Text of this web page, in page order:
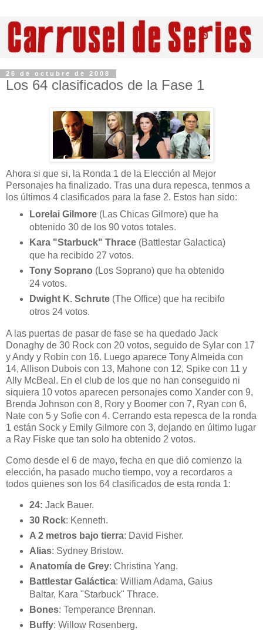
26 de octubre de 2008
Los 64 clasificados de la Fase 1
Ahora si que si, la Ronda 1 de la Elección al Mejor
Personajes ha finalizado. Tras una dura repesca, tenmos a
los últimos 4 clasificados para la fase 2. Estos han sido:
Lorelai Gilmore(Las Chicas Gilmore) que ha
obtenido 30 de los 90 votos totales.
Kara "Starbuck" Thrace(Battlestar Galactica)
que ha recibido 27 votos.
Tony Soprano (Los Soprano) que ha obtenido
24 votos.
Dwight K. Schrute(The Office) que ha recibifo
otros 24 votos.
A las puertas de pasar de fase se ha quedado Jack
Donaghy de 30 Rock con 20 votos, seguido de Sylar con 17
y Andy y Robin con 16. Luego aparece Tony Almeida con
14, Allison Dubois con 13, Mahone con 12, Spike con 11 y
Ally McBeal. En el club de los que no han conseguido ni
siquiera 10 votos aparecen personajes como Xander con 9,
Brenda Johnson con 8, Rory y Boomer con 7, Ryan con 6,
Nate con 5 y Sofie con 4. Cerrando esta repesca de la ronda
1 están Sock y Emily Gilmore con 3, dejando en último lugar
a Ray Fiske que tan solo ha obtenido 2 votos.
Como desde el 6 de mayo, fecha en que dió comienzo la
elección, ha pasado mucho tiempo, voy a recordaros a
todos quienes son los 64 clasificados de esta ronda 1:
24: Jack Bauer.
30 Rock: Kenneth.
A 2 metros bajo tierra: David Fisher.
Alias: Sydney Bristow.
Anatomía de Grey: Christina Yang.
Battlestar Galáctica: William Adama, Gaius
Baltar, Kara "Starbuck" Thrace.
Bones: Temperance Brennan.
Buffy: Willow Rosenberg.